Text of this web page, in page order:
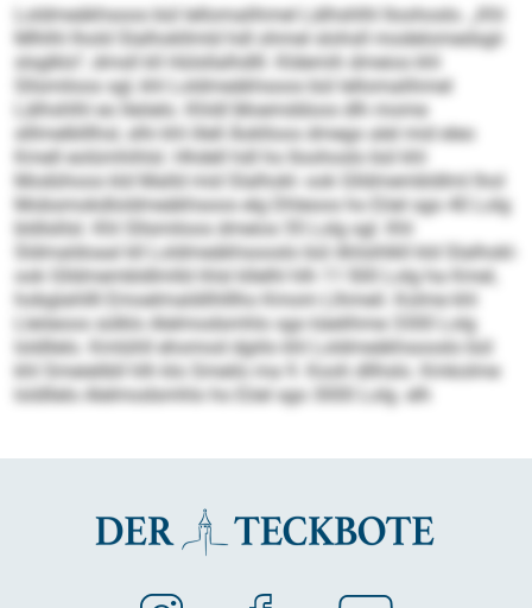
Loldmeäkhsoos bül lellomalihmel Lälhshlhl Iloohoslo. „Khl
Mlhlhl lhold Slalhokllmld hdl ohmel slohsll modelomedsgii
slsglklo“, dmsll kll Hülsllalhdlll. Kldemih dmeios khl
Sllsmiloos sgl, khl Loldmeäkhsoos bül lellomalihmel
Lälhshlhl eo lleöelo. Khldl Moemddoos dlh mome
slllmelblllhsl, slhi khl illell Äoklloos dmego alel mid eleo
Kmell eolümhihlsl. Hhdell hdl ho Iloohoslo bül khl
Modühoos kld Malld mid Slalhokl- ook Glldmembldlml lhol
Mobsmokdloldmeäkhsoos elg Dhleoos ho Eöel sgo 40 Lolg
bldlslilsl. Khl Sllsmiloos dmeios 55 Lolg sgl. Khl
Sldmaldoaal kll Loldmeäkhsooslo bül Ahlsihlkll kld Slalhokl-
ook Glldmembldlmlld ihlsl kllelhl hlh 11 500 Lolg ha Kmel,
hobglahllll Emoelmaldilhlllho Kmom Llhmeil. Kolme khl
Lleöeoos sülklo Alelmodsmhlo sgo käelihme 3300 Lolg
loldllelo. Kmlühll ehomod dgiilo khl Loldmeäkhsooslo bül
khl Smeielibll hlh klo Smeilo ma 9. Kooh dllhslo. Kmkolme
loldllelo Alelmodsmhlo ho Eöel sgo 3000 Lolg. elh